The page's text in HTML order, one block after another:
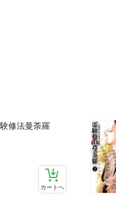
修法曼荼羅
カートへ